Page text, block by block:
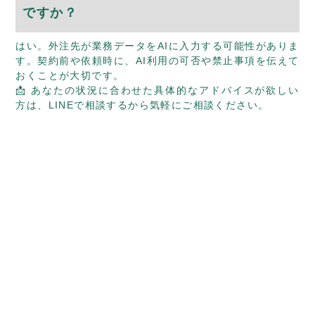
ですか？
はい。外注先が業務データをAIに入力する可能性がありま
す。契約前や依頼時に、AI利用の可否や禁止事項を伝えて
おくことが大切です。
📩 あなたの状況に合わせた具体的なアドバイスが欲しい
方は、 LINEで相談するから気軽にご相談ください。